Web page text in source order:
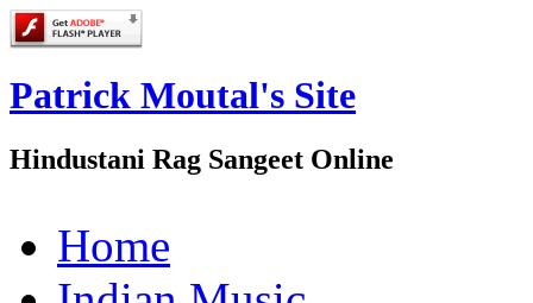
Patrick Moutal's Site
Hindustani Rag Sangeet Online
Home